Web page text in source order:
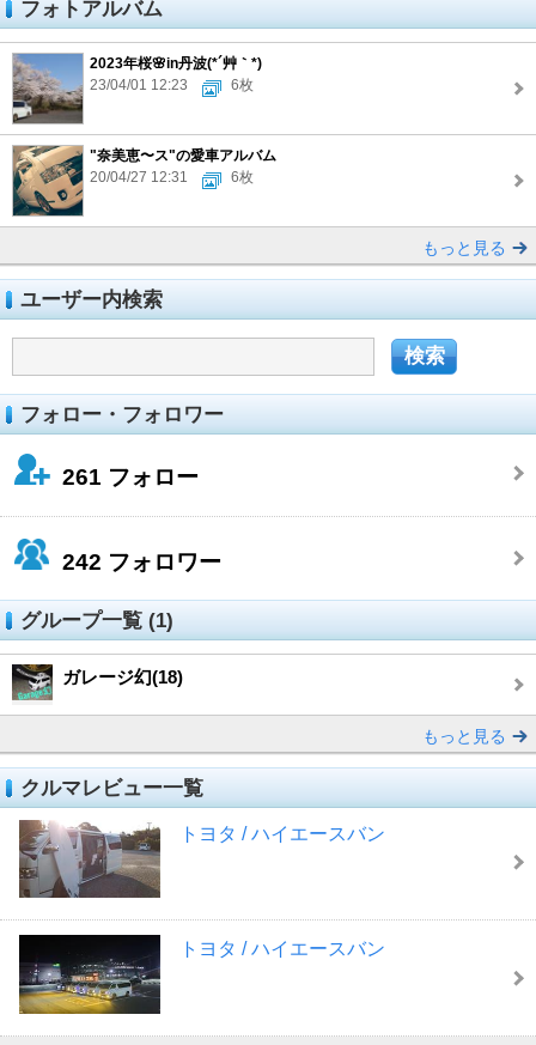
フォトアルバム
2023年桜🌸in丹波(*´艸｀*)
23/04/01 12:23
6枚
"奈美恵〜ス"の愛車アルバム
20/04/27 12:31
6枚
もっと見る
ユーザー内検索
フォロー・フォロワー
261 フォロー
242 フォロワー
グループ一覧 (1)
ガレージ幻(18)
もっと見る
クルマレビュー一覧
トヨタ / ハイエースバン
トヨタ / ハイエースバン